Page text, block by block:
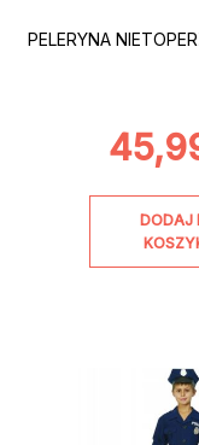
PELERYNA
DODAJ